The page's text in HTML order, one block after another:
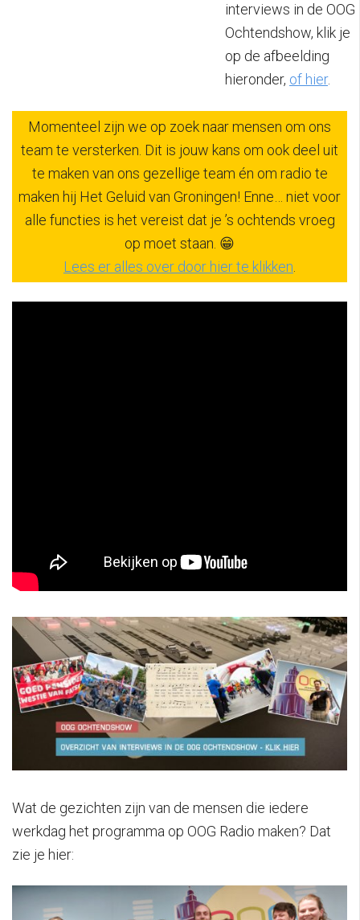
interviews in de OOG
Ochtendshow, klik je
op de afbeelding
hieronder, of hier.
Momenteel zijn we op zoek naar mensen om ons
team te versterken. Dit is jouw kans om ook deel uit
te maken van ons gezellige team én om radio te
maken hij Het Geluid van Groningen! Enne… niet voor
alle functies is het vereist dat je ’s ochtends vroeg
op moet staan. 😁
Lees er alles over door hier te klikken
Wat de gezichten zijn van de mensen die iedere
werkdag het programma op OOG Radio maken? Dat
zie je hier: